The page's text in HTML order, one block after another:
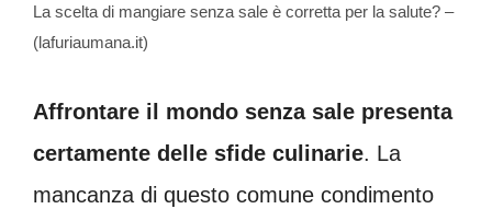
La scelta di mangiare senza sale è corretta per la salute? –
(lafuriaumana.it)
Affrontare il mondo senza sale presenta
certamente delle sfide culinarie. La
mancanza di questo comune condimento